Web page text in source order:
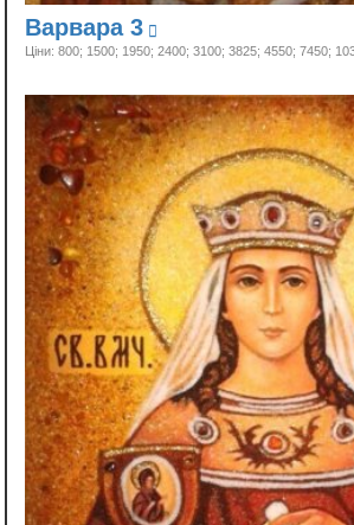
Варвара 3
Ціни: 800; 1500; 1950; 2400; 3100; 3825; 4550; 7450;